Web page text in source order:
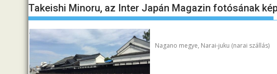
Takeishi Minoru, az Inter Japán Magazin fotósának
Nagano megye, Narai-juku (narai szállás)